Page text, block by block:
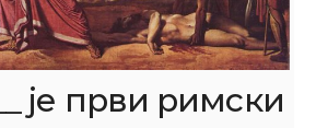
је први римски